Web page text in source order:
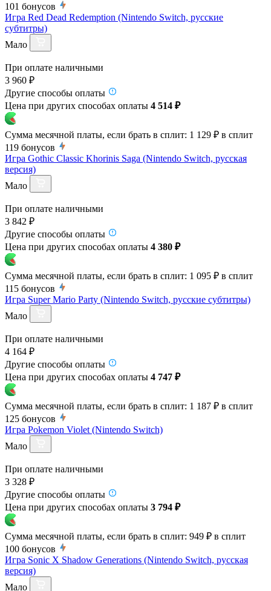
101 бонусов
Игра Red Dead Redemption (Nintendo Switch, русские
субтитры)
Мало
При оплате наличными
3 960 ₽
Другие способы оплаты
Цена при других способах оплаты 4 514 ₽
Сумма месячной платы, если брать в сплит: 1 129 ₽ в сплит
119 бонусов
Игра Gothic Classic Khorinis Saga (Nintendo Switch, русская
версия)
Мало
При оплате наличными
3 842 ₽
Другие способы оплаты
Цена при других способах оплаты 4 380 ₽
Сумма месячной платы, если брать в сплит: 1 095 ₽ в сплит
115 бонусов
Игра Super Mario Party (Nintendo Switch, русские субтитры)
Мало
При оплате наличными
4 164 ₽
Другие способы оплаты
Цена при других способах оплаты 4 747 ₽
Сумма месячной платы, если брать в сплит: 1 187 ₽ в сплит
125 бонусов
Игра Pokemon Violet (Nintendo Switch)
Мало
При оплате наличными
3 328 ₽
Другие способы оплаты
Цена при других способах оплаты 3 794 ₽
Сумма месячной платы, если брать в сплит: 949 ₽ в сплит
100 бонусов
Игра Sonic X Shadow Generations (Nintendo Switch, русская
версия)
Мало